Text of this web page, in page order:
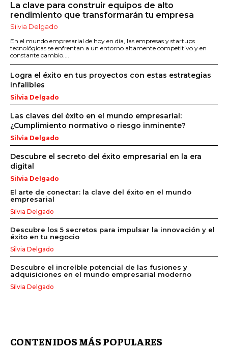
La clave para construir equipos de alto
rendimiento que transformarán tu empresa
Silvia Delgado
En el mundo empresarial de hoy en día, las empresas y startups
tecnológicas se enfrentan a un entorno altamente competitivo y en
constante cambio....
Logra el éxito en tus proyectos con estas estrategias
infalibles
Silvia Delgado
Las claves del éxito en el mundo empresarial:
¿Cumplimiento normativo o riesgo inminente?
Silvia Delgado
Descubre el secreto del éxito empresarial en la era
digital
Silvia Delgado
El arte de conectar: la clave del éxito en el mundo
empresarial
Silvia Delgado
Descubre los 5 secretos para impulsar la innovación y el
éxito en tu negocio
Silvia Delgado
Descubre el increíble potencial de las fusiones y
adquisiciones en el mundo empresarial moderno
Silvia Delgado
CONTENIDOS MÁS POPULARES